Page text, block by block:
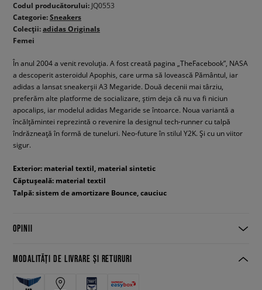
Codul producătorului: JQ0553
Categorie:Sneakers
Colecții:adidas Originals
Femei
În anul 2004 a venit revoluția. A fost creată pagina „TheFacebook”, NASA
a descoperit asteroidul Apophis, care urma să lovească Pământul, iar
adidas a lansat sneakerșii A3 Megaride. Două decenii mai târziu,
preferăm alte platforme de socializare, știm deja că nu va fi niciun
apocalips, iar modelul adidas Megaride se întoarce. Noua variantă a
încălțămintei reprezintă o revenire la designul tech-runner cu talpă
îndrăzneață în formă de tuneluri. Neo-future în stilul Y2K. Și cu un viitor
sigur.
Exterior: material textil, material sintetic
Căptușeală: material textil
Talpă: sistem de amortizare Bounce, cauciuc
OPINII
MODALITĂȚI DE LIVRARE ȘI RETURURI